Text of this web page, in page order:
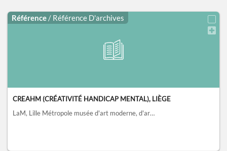
Référence / Référence D'archives
CREAHM (CRÉATIVITÉ HANDICAP MENTAL), LIÈGE
LaM, Lille Métropole musée d'art moderne, d'art contemporain et d'art brut, Villeneuve-d'Ascq